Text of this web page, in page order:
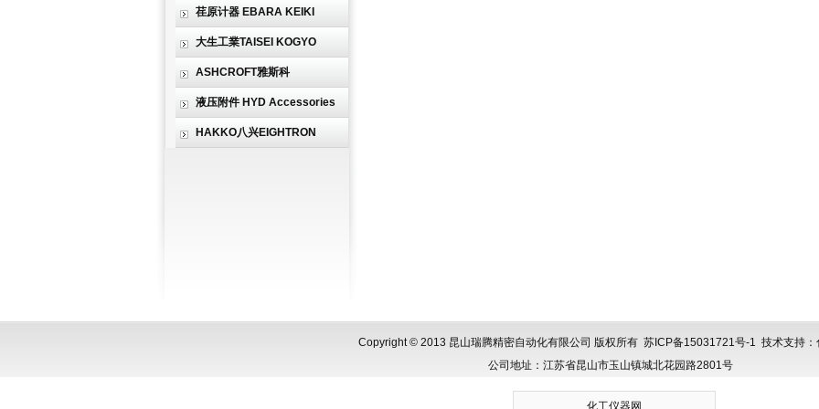
荏原计器 EBARA KEIKI
大生工業TAISEI KOGYO
ASHCROFT雅斯科
液压附件 HYD Accessories
HAKKO八兴EIGHTRON
Copyright © 2013 昆山瑞腾精密自动化有限公司 版权所有 苏ICP备15031721号-1 技术支持：
公司地址：江苏省昆山市玉山镇城北花园路2801号
化工仪器网